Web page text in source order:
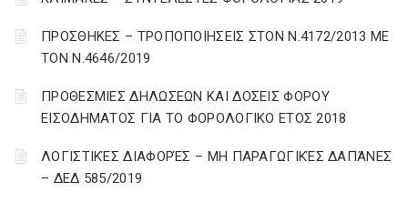
ΠΡΟΣΘΗΚΕΣ – ΤΡΟΠΟΠΟΙΗΣΕΙΣ ΣΤΟΝ Ν.4172/2013 ΜΕ
ΤΟΝ Ν.4646/2019
ΠΡΟΘΕΣΜΙΕΣ ΔΗΛΩΣΕΩΝ ΚΑΙ ΔΟΣΕΙΣ ΦΟΡΟΥ
ΕΙΣΟΔΗΜΑΤΟΣ ΓΙΑ ΤΟ ΦΟΡΟΛΟΓΙΚΟ ΕΤΟΣ 2018
ΛΟΓΙΣΤΙΚΈΣ ΔΙΑΦΟΡΈΣ – ΜΗ ΠΑΡΑΓΩΓΙΚΈΣ ΔΑΠΆΝΕΣ
– ΔΕΔ 585/2019